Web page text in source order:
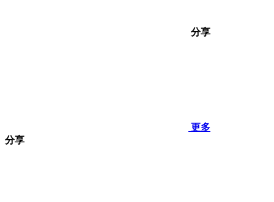
分享
更多
分享